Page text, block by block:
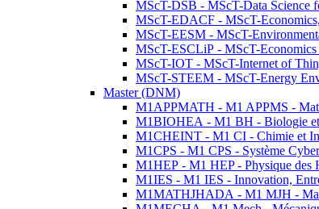
MScT-DSB - MScT-Data Science
MScT-EDACF - MScT-
MScT-EESM - MScT-
MScT-ESCLiP - MScT-
MScT-IOT - MScT-Internet of
MScT-STEEM - MScT-Energy
Master (DNM)
M1APPMATH - M1 APPMS -
M1BIOHEA - M1 BH - Biologie et
M1CHEINT - M1 CI - Chimie et
M1CPS - M1 CPS - Système
M1HEP - M1 HEP - Physique des
M1IES - M1 IES - Innovation,
M1MATHJHADA - M1 MJH -